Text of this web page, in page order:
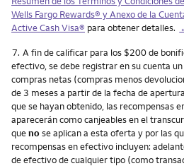
Wells Fargo Rewards® y Anexo de la
Active Cash Visa® para obtener detalles.
Nota
7. A fin de calificar para los $200 de
efectivo, se debe registrar en su cuenta
compras netas (compras menos
de 3 meses a partir de la fecha de
que se hayan obtenido, las recompensas
aparecerán como canjeables en el
quenose aplican a esta oferta y por las
recompensas en efectivo incluyen:
de efectivo de cualquier tipo (como